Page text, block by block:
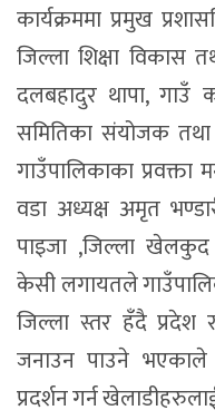
कार्यक्रममा प्रमुख
जिल्ला शिक्षा विकास
दलबहादुर थापा, गाउँ
समितिका संयोजक
गाउँपालिकाका
वडा अध्यक्ष अमृत
पाइजा ,जिल्ला
केसी लगायतले
जिल्ला स्तर हँदै प्रदेश
जनाउन पाउने
प्रदर्शन गर्न